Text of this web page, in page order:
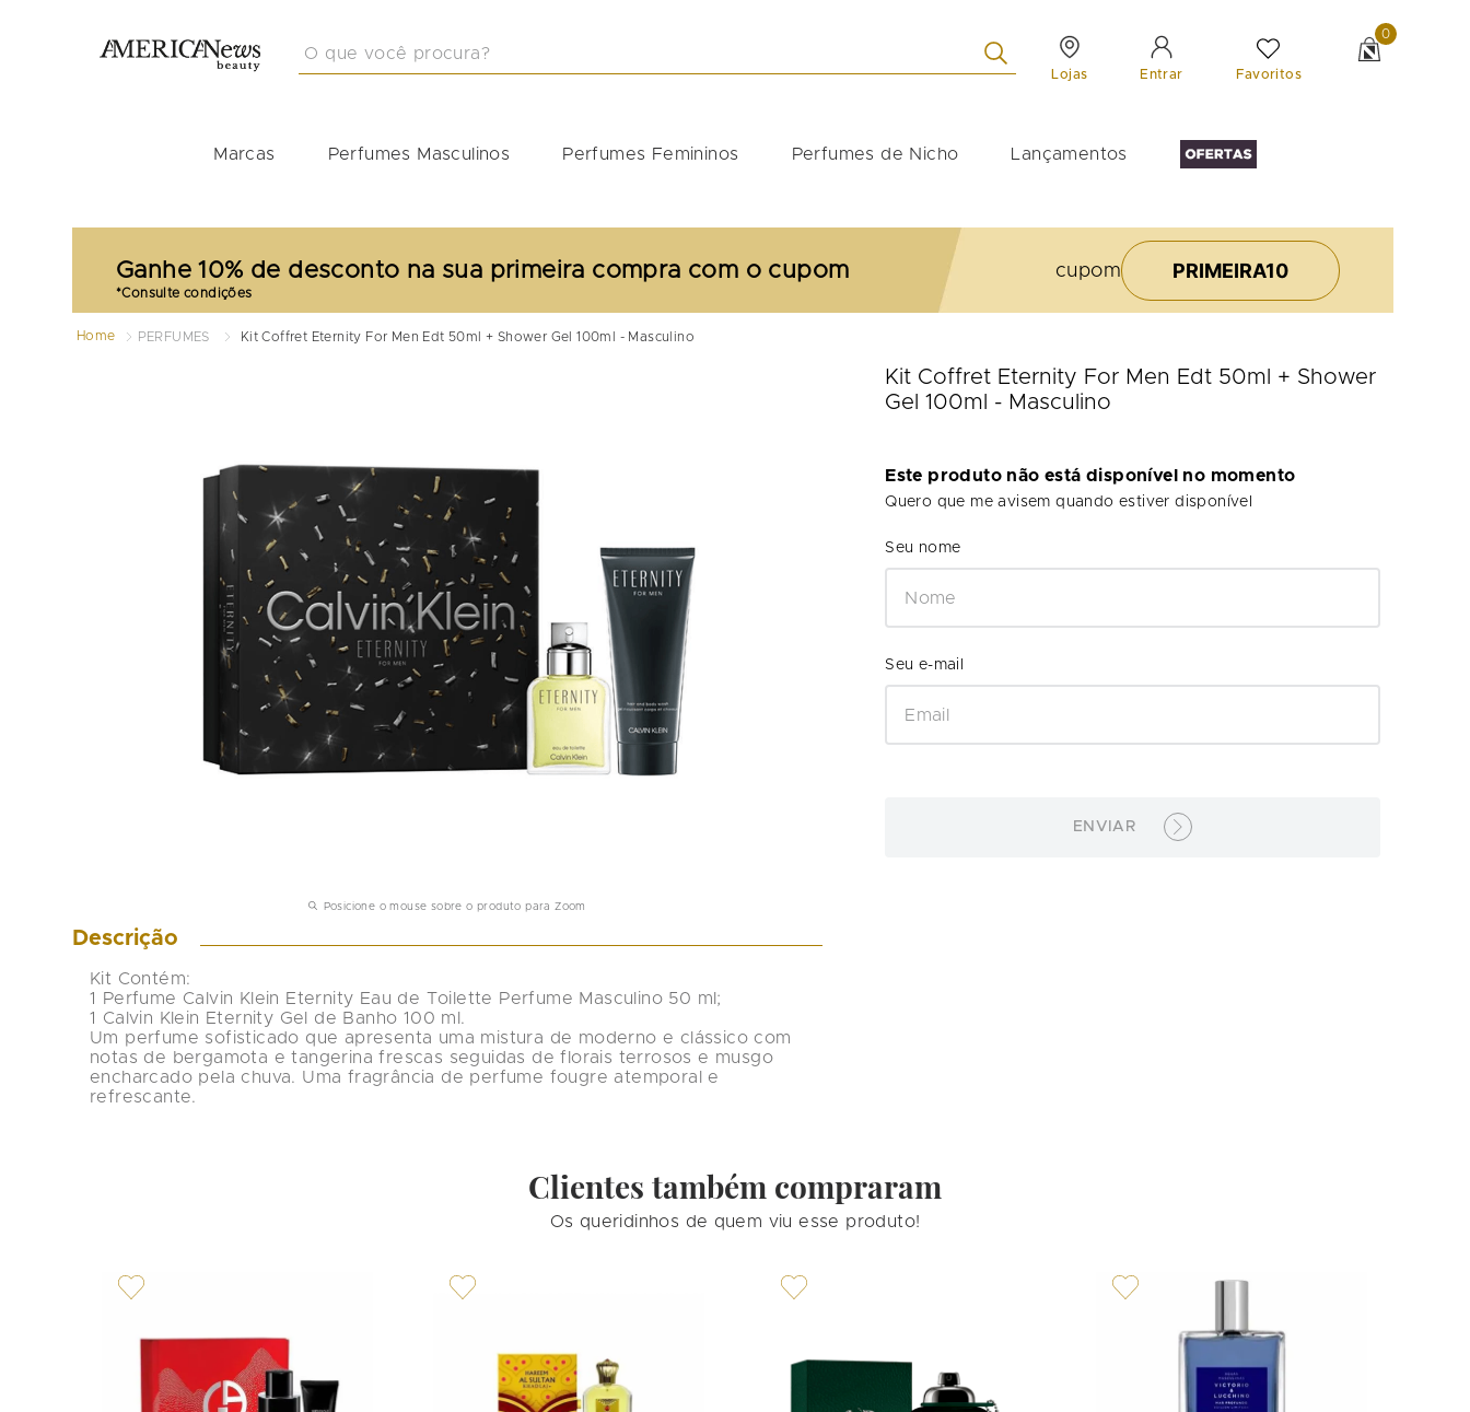
5 º
idole
10º tommy
Lojas Entrar Favoritos
0
Marcas Perfumes Masculinos Perfumes Femininos Perfumes de Nicho Lançamentos
Ganhe 10% de desconto na sua primeira compra com o cupom cupom PRIMEIRA10
Home PERFUMES Kit Coffret Eternity For Men Edt 50ml + Shower Gel 100ml - Masculino
Posicione o mouse sobre o produto para Zoom
Descrição
Kit Contém:
1 Perfume Calvin Klein Eternity Eau de Toilette Perfume Masculino 50 ml;
1 Calvin Klein Eternity Gel de Banho 100 ml.
Um perfume sofisticado que apresenta uma mistura de moderno e clássico com
notas de bergamota e tangerina frescas seguidas de florais terrosos e musgo
encharcado pela chuva. Uma fragrância de perfume fougre atemporal e
refrescante.
Kit Coffret Eternity For Men Edt 50ml + Shower
Gel 100ml - Masculino
Este produto não está disponível no momento
Quero que me avisem quando estiver disponível
ENVIAR
Clientes também compraram
Os queridinhos de quem viu esse produto!